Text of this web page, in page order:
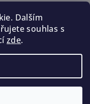
Dalším
souhlas s
zde.